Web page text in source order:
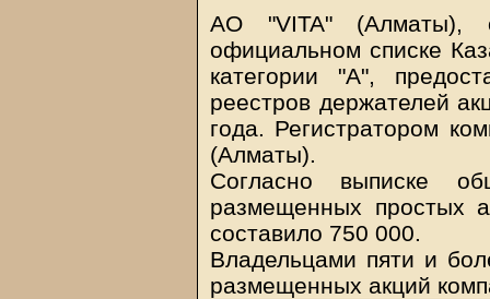
АО "VITA" (Алматы),
официальном списке
категории "А",
реестров держателей
года. Регистратором
(Алматы).
Согласно выписке
размещенных простых
составило 750 000.
Владельцами пяти и
размещенных акций